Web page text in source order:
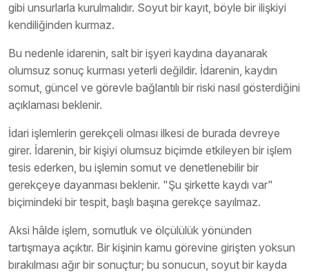
gibi unsurlarla kurulmalıdır. Soyut bir kayıt, böyle bir ilişkiyi
kendiliğinden kurmaz.
Bu nedenle idarenin, salt bir işyeri kaydına dayanarak
olumsuz sonuç kurması yeterli değildir. İdarenin, kaydın
somut, güncel ve görevle bağlantılı bir riski nasıl gösterdiğini
açıklaması beklenir.
İdari işlemlerin gerekçeli olması ilkesi de burada devreye
girer. İdarenin, bir kişiyi olumsuz biçimde etkileyen bir işlem
tesis ederken, bu işlemin somut ve denetlenebilir bir
gerekçeye dayanması beklenir. "Şu şirkette kaydı var"
biçimindeki bir tespit, başlı başına gerekçe sayılmaz.
Aksi hâlde işlem, somutluk ve ölçülülük yönünden
tartışmaya açıktır. Bir kişinin kamu görevine girişten yoksun
bırakılması ağır bir sonuçtur; bu sonucun, soyut bir kayda